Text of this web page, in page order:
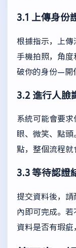
3.1 上傳身份
根據指示，上傳
手機拍照，角度
破你的身份—開
3.2 進行人臉
系統可能會要
眼、微笑、點
點，整個流程就
3.3 等待認證
提交資料後，
內即可完成。
資料是否有瑕疵